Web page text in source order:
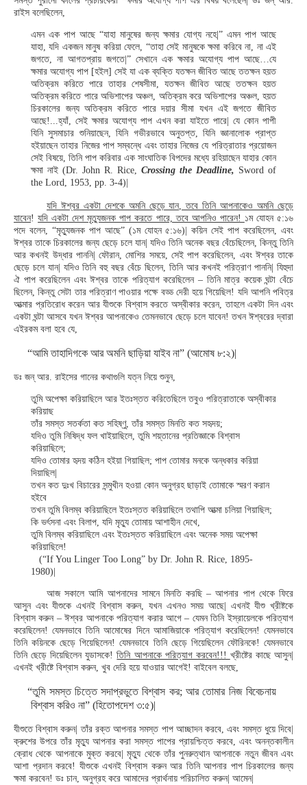
রাইস বলেছিলেন,
এমন এক পাপ আছে “যাহা মানুষের জন্য ক্ষমার যোগ্য নহে|” এমন পাপ আছে
যাহা, যদি একজন মানুষ করিয়া ফেলে, “তাহা সেই মানুষকে ক্ষমা করিবে না, না এই
জগতে, না আগতপ্রায় জগতে|” সেখানে এক ক্ষমার অযোগ্য পাপ আছে…যে
ক্ষমার অযোগ্য পাপ [হইল] সেই যা এক ব্যক্তি যতক্ষন জীবিত আছে ততক্ষন হয়ত
অতিক্রম করিতে পারে তাহার শেষসীমা, যতক্ষন জীবিত আছে ততক্ষন হয়ত
অতিক্রম করিতে পারে অভিশাপের অঞ্চল, অতিক্রম করে অভিশাপের অঞ্চল, হয়ত
চিরকালের জন্য অতিক্রম করিতে পারে দয়ার সীমা যখন এই জগতে জীবিত
আছে!...হ্যাঁ, সেই ক্ষমার অযোগ্য পাপ এখন করা যাইতে পারে| যে কোন পাপী
যিনি সুসমাচার শুনিয়াছেন, যিনি গভীরভাবে অনুতপ্ত, যিনি জ্ঞানালোক প্রাপ্ত
হইয়াছেন তাহার নিজের পাপ সম্বন্ধে এবং তাহার নিজের যে পরিত্রাতার প্রয়োজন
সেই বিষয়ে, তিনি পাপ করিবার এক সাংঘাতিক বিপদের মধ্যে রহিয়াছেন যাহার কোন
ক্ষমা নাই (Dr. John R. Rice, Crossing the Deadline, Sword of
the Lord, 1953, pp. 3-4)|
যদি ঈশ্বর একটা দেশকে অমনি ছেড়ে যান, তবে তিনি আপনাকেও অমনি ছেড়ে
যাবেন!যদি একটা দেশ মৃত্যুজনক পাপ করতে পারে, তবে আপনিও পারেন! ১ম যোহন ৫:১৬
পদে বলেন, “মৃত্যুজনক পাপ আছে” (১ম যোহন ৫:১৬)| কয়িন সেই পাপ করেছিলেন, এবং
ঈশ্বর তাকে চিরকালের জন্য ছেড়ে চলে যান| যদিও তিনি অনেক বছর বেঁচেছিলেন, কিন্তু তিনি
আর কখনই উদ্ধার পাননি| ফৌরান, মোশির সময়ে, সেই পাপ করেছিলেন, এবং ঈশ্বর তাকে
ছেড়ে চলে যান| যদিও তিনি বহু বছর বেঁচে ছিলেন, তিনি আর কখনই পরিত্রাণ পাননি| যিহুদা
ঐ পাপ করেছিলেন এবং ঈশ্বর তাকে পরিত্যাগ করেছিলেন – তিনি মাত্র কয়েক ঘন্টা বেঁচে
ছিলেন, কিন্তু সেটা তার পরিত্রাণ পাওয়ার পক্ষে বড্ড দেরী হয়ে গিয়েছিল! যদি আপনি পবিত্র
আত্মার প্রতিরোধ করেন আর যীশুকে বিশ্বাস করতে অস্বীকার করেন, তাহলে একটা দিন এবং
একটা ঘন্টা আসবে যখন ঈশ্বর আপনাকেও তেমনভাবে ছেড়ে চলে যাবেন! তখন ঈশ্বরের দ্বারা
এইরকম বলা হবে যে,
“আমি তাহাদিগকে আর অমনি ছাড়িয়া যাইব না” (আমোষ ৮:২)|
ডঃ জন্ আর. রাইসের গানের কথাগুলি যত্ন নিয়ে শুনুন,
তুমি অপেক্ষা করিয়াছিলে আর ইতঃস্তত করিতেছিলে তবুও পরিত্রাতাকে অস্বীকার
করিয়াছ
তাঁর সমস্ত সতর্কতা কত সহিষ্ণু, তাঁর সমস্ত মিনতি কত সহৃদয়;
যদিও তুমি নিষিদ্ধ ফল খাইয়াছিলে, তুমি শয়্তানের প্রতিজ্ঞাকে বিশ্বাস
করিয়াছিলে;
যদিও তোমার হৃদয় কঠিন হইয়া গিয়াছিল; পাপ তোমার মনকে অন্ধকার করিয়া
দিয়াছিল|
তখন কত দুঃখ বিচারের সন্মুখীন হওয়া কোন অনুগ্রহ ছাড়াই তোমাকে স্মরণ করান
হইবে
তখন তুমি বিলম্ব করিয়াছিলে ইতঃস্তত করিয়াছিলে তথাপি আত্মা চলিয়া গিয়াছিল;
কি ভর্ৎসনা এবং বিলাপ, যদি মৃত্যু তোমায় আশাহীন দেখে,
তুমি বিলম্ব করিয়াছিলে এবং ইতঃস্তত করিয়াছিলে এবং অনেক সময় অপেক্ষা
করিয়াছিলে!
(“If You Linger Too Long” by Dr. John R. Rice, 1895-
1980)|
আজ সকালে আমি আপনাদের সামনে মিনতি করছি – আপনার পাপ থেকে ফিরে
আসুন এবং যীশুকে এখনই বিশ্বাস করুন, যখন এখনও সময় আছে| এখনই যীশু খ্রীষ্টকে
বিশ্বাস করুন – ঈশ্বর আপনাকে পরিত্যাগ করার আগে – যেমন তিনি ইস্রায়েলকে পরিত্যাগ
করেছিলেন! যেমনভাবে তিনি আমোষের দিনে আমাজিয়াকে পরিত্যাগ করেছিলেন! যেমনভাবে
তিনি কয়িনকে ছেড়ে গিয়েছিলেন! যেমনভাবে তিনি ছেড়ে গিয়েছিলেন ফৌরিনকে! যেমনভাবে
তিনি ছেড়ে দিয়েছিলেন যুডাসকে!তিনি আপনাকে পরিত্যাগ করবেন!!! খ্রীষ্টের কাছে আসুন|
এখনই খ্রীষ্টে বিশ্বাস করুন, খুব দেরি হয়ে যাওয়ার আগেই! বাইবেল বলছে,
“তুমি সমস্ত চিত্তে সদাপ্রভুতে বিশ্বাস কর; আর তোমার নিজ বিবেচনায়
বিশ্বাস করিও না” (হিতোপদেশ ৩:৫)|
যীশুতে বিশ্বাস করুন| তাঁর রক্ত আপনার সমস্ত পাপ আচ্ছাদন করবে, এবং সমস্ত ধুয়ে দিবে|
ক্রুশের উপরে তাঁর মৃত্যু আপনার করা সমস্ত পাপের প্রায়শ্চিত্ত করবে, এবং অনন্তকালীন
ক্রোধ থেকে আপনাকে মুক্ত করবে| মৃত্যু থেকে তাঁর পুনরুত্থান আপনাকে নতুন জীবন এবং
আশা প্রদান করবে! যীশুকে এখনই বিশ্বাস করুন আর তিনি আপনার পাপ চিরকালের জন্য
ক্ষমা করবেন! ডঃ চান, অনুগ্রহ করে আমাদের প্রার্থনায় পরিচালিত করুন| আমেন|